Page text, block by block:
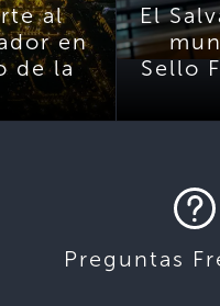
al
en
de la
El
Sello
Preguntas